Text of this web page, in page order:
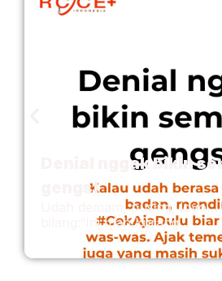
Denial nggak bikin
gengs!
Udah demam, pusing, loyo…
bilang:“Ini mah kurang. . .